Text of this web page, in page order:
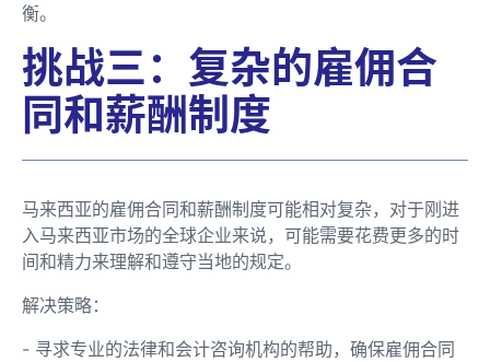
衡。
挑战三：复杂的雇佣合
同和薪酬制度
马来西亚的雇佣合同和薪酬制度可能相对复杂，对于刚进
入马来西亚市场的全球企业来说，可能需要花费更多的时
间和精力来理解和遵守当地的规定。
解决策略：
- 寻求专业的法律和会计咨询机构的帮助，确保雇佣合同